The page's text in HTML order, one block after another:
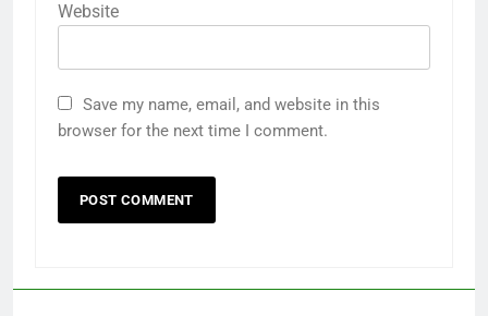
Website
Save my name, email, and website in this
browser for the next time I comment.